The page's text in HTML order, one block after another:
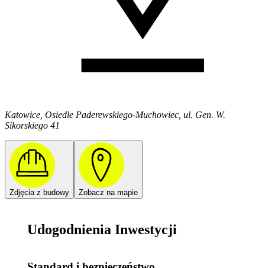
Katowice, Osiedle Paderewskiego-Muchowiec, ul. Gen. W.
Sikorskiego 41
Zdjęcia z budowy Zobacz na mapie
Udogodnienia Inwestycji